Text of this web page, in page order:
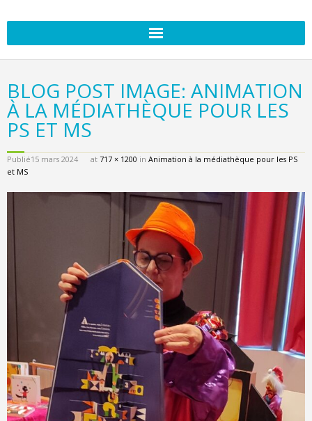
BLOG POST IMAGE: ANIMATION
À LA MÉDIATHÈQUE POUR LES
PS ET MS
Publié15 mars 2024 at 717 × 1200 in Animation à la médiathèque pour les PS
et MS